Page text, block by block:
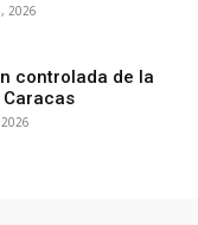
2026
controlada de la
Caracas